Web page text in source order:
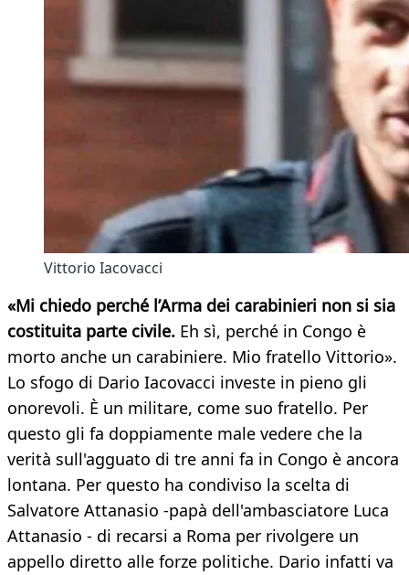
Vittorio Iacovacci
«Mi chiedo perché l’Arma dei carabinieri non si sia
costituita parte civile. Eh sì, perché in Congo è
morto anche un carabiniere. Mio fratello Vittorio».
Lo sfogo di Dario Iacovacci investe in pieno gli
onorevoli. È un militare, come suo fratello. Per
questo gli fa doppiamente male vedere che la
verità sull'agguato di tre anni fa in Congo è ancora
lontana. Per questo ha condiviso la scelta di
Salvatore Attanasio -papà dell'ambasciatore Luca
Attanasio - di recarsi a Roma per rivolgere un
appello diretto alle forze politiche. Dario infatti va